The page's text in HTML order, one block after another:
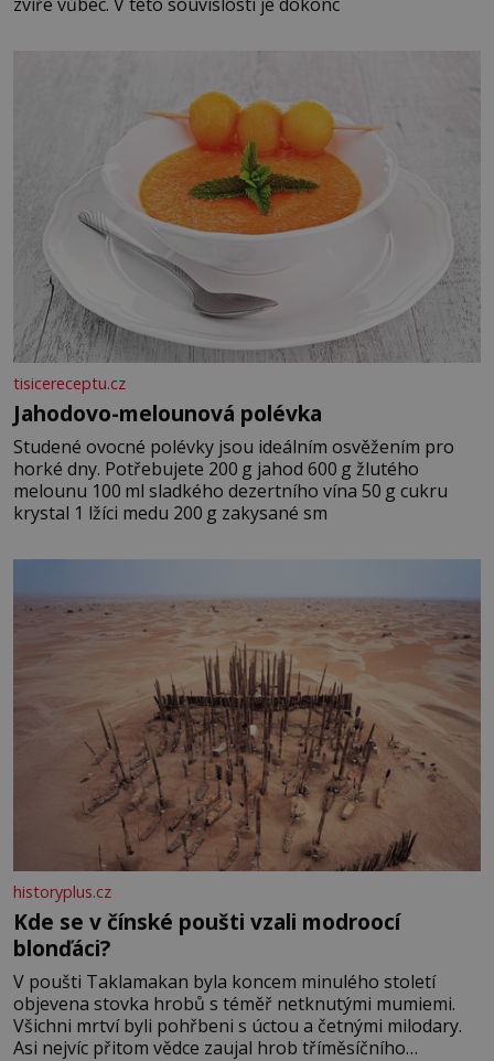
tisicereceptu.cz
Jahodovo-melounová polévka
Studené ovocné polévky jsou ideálním osvěžením pro
horké dny. Potřebujete 200 g jahod 600 g žlutého
melounu 100 ml sladkého dezertního vína 50 g cukru
krystal 1 lžíci medu 200 g zakysané sm
historyplus.cz
Kde se v čínské poušti vzali modroocí
blonďáci?
V poušti Taklamakan byla koncem minulého století
objevena stovka hrobů s téměř netknutými mumiemi.
Všichni mrtví byli pohřbeni s úctou a četnými milodary.
Asi nejvíc přitom vědce zaujal hrob tříměsíčního